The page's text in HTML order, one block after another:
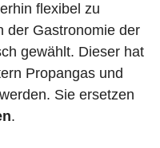
flexibel zu
der Gastronomie der
gewählt. Dieser hat
Propangas und
Sie ersetzen
.